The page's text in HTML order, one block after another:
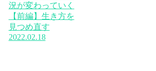
況が変わっていく
【前編】生き方を
見つめ直す
2022.02.18